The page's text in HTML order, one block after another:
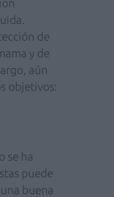
de
y de
aún
objetivos:
se ha
puede
buena